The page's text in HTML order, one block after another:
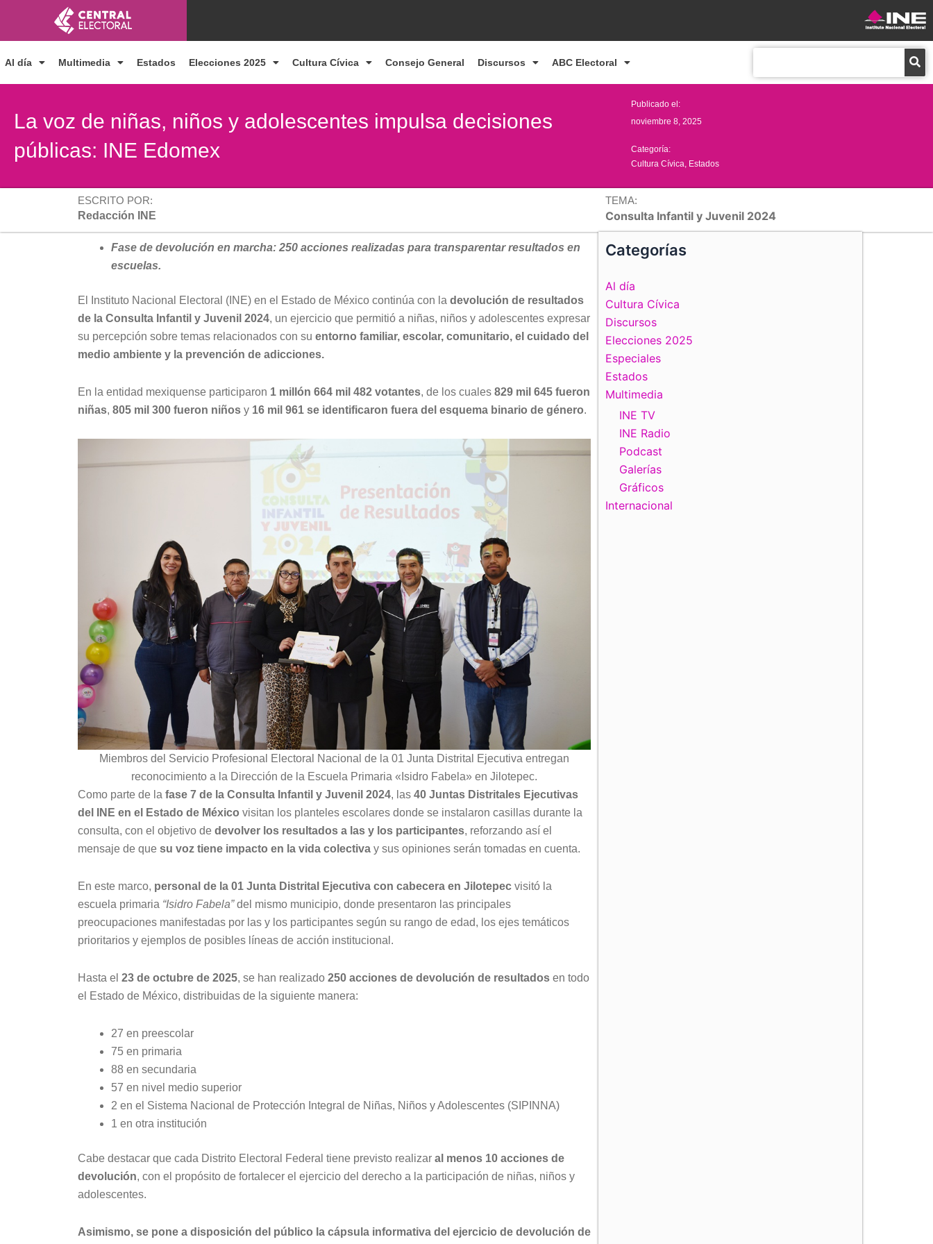
contenido
Al día Multimedia Estados Elecciones 2025 Cultura Cívica Consejo General Discursos ABC Electoral
La voz de niñas, niños y adolescentes impulsa decisiones
públicas: INE Edomex
Publicado el:
noviembre 8, 2025
Categoría:
Cultura Cívica Estados
ESCRITO POR:
Redacción INE
TEMA:
Consulta Infantil y Juvenil 2024
Fase de devolución en marcha: 250 acciones realizadas para transparentar resultados en
escuelas.
El Instituto Nacional Electoral (INE) en el Estado de México continúa con la devolución de resultados
de la Consulta Infantil y Juvenil 2024, un ejercicio que permitió a niñas, niños y adolescentes expresar
su percepción sobre temas relacionados con su entorno familiar, escolar, comunitario, el cuidado del
medio ambiente y la prevención de adicciones.
En la entidad mexiquense participaron 1 millón 664 mil 482 votantes, de los cuales 829 mil 645 fueron
niñas, 805 mil 300 fueron niños y 16 mil 961 se identificaron fuera del esquema binario de género.
Miembros del Servicio Profesional Electoral Nacional de la 01 Junta Distrital Ejecutiva entregan
reconocimiento a la Dirección de la Escuela Primaria «Isidro Fabela» en Jilotepec.
Como parte de la fase 7 de la Consulta Infantil y Juvenil 2024, las 40 Juntas Distritales Ejecutivas
del INE en el Estado de México visitan los planteles escolares donde se instalaron casillas durante la
consulta, con el objetivo de devolver los resultados a las y los participantes, reforzando así el
mensaje de que su voz tiene impacto en la vida colectiva y sus opiniones serán tomadas en cuenta.
En este marco, personal de la 01 Junta Distrital Ejecutiva con cabecera en Jilotepec visitó la
escuela primaria “Isidro Fabela”del mismo municipio, donde presentaron las principales
preocupaciones manifestadas por las y los participantes según su rango de edad, los ejes temáticos
prioritarios y ejemplos de posibles líneas de acción institucional.
Hasta el 23 de octubre de 2025, se han realizado 250 acciones de devolución de resultados en todo
el Estado de México, distribuidas de la siguiente manera:
27 en preescolar
75 en primaria
88 en secundaria
57 en nivel medio superior
2 en el Sistema Nacional de Protección Integral de Niñas, Niños y Adolescentes (SIPINNA)
1 en otra institución
Cabe destacar que cada Distrito Electoral Federal tiene previsto realizar al menos 10 acciones de
devolución, con el propósito de fortalecer el ejercicio del derecho a la participación de niñas, niños y
adolescentes.
Asimismo, se pone a disposición del público la cápsula informativa del ejercicio de devolución de
Categorías
Al día
Cultura Cívica
Discursos
Elecciones 2025
Especiales
Estados
Multimedia
INE TV
INE Radio
Podcast
Galerías
Gráficos
Internacional